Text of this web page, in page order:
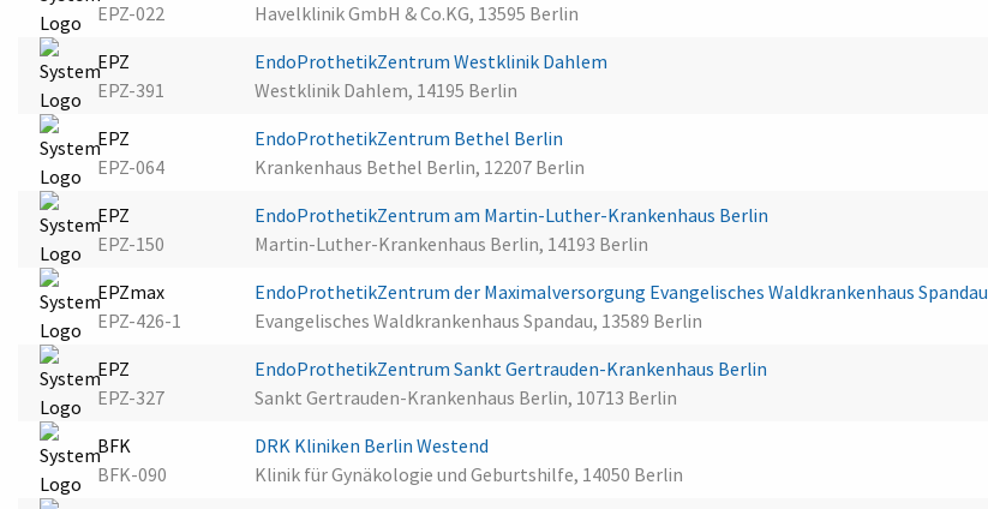
EPZ-022
Havelklinik GmbH & Co.KG, 13595 Berlin
EPZ
EPZ-391
EndoProthetikZentrum Westklinik Dahlem
Westklinik Dahlem, 14195 Berlin
EPZ
EPZ-064
EndoProthetikZentrum Bethel Berlin
Krankenhaus Bethel Berlin, 12207 Berlin
EPZ
EPZ-150
EndoProthetikZentrum am Martin-Luther-Krankenhaus Berlin
Martin-Luther-Krankenhaus Berlin, 14193 Berlin
EPZmax
EPZ-426-1
EndoProthetikZentrum der Maximalversorgung Evangelisches Waldkrankenhaus Spandau
Evangelisches Waldkrankenhaus Spandau, 13589 Berlin
EPZ
EPZ-327
EndoProthetikZentrum Sankt Gertrauden-Krankenhaus Berlin
Sankt Gertrauden-Krankenhaus Berlin, 10713 Berlin
BFK
BFK-090
DRK Kliniken Berlin Westend
Klinik für Gynäkologie und Geburtshilfe, 14050 Berlin